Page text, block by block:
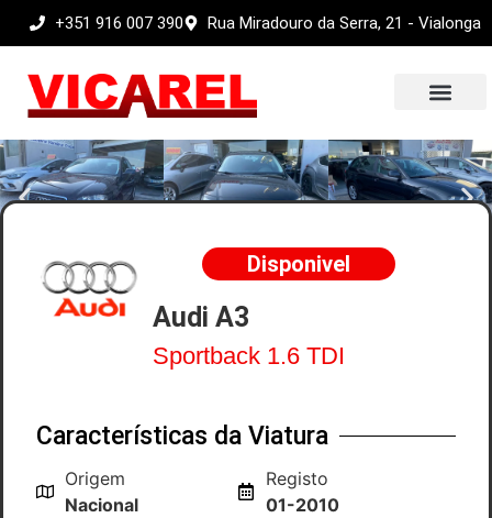
+351 916 007 390 Rua Miradouro da Serra, 21 - Vialonga
Disponivel
Audi A3
Sportback 1.6 TDI
Características da Viatura
Origem
Nacional
Registo
01-2010